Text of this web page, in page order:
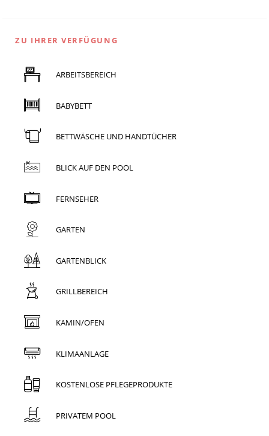
ZU IHRER VERFÜGUNG
ARBEITSBEREICH
BABYBETT
BETTWÄSCHE UND HANDTÜCHER
BLICK AUF DEN POOL
FERNSEHER
GARTEN
GARTENBLICK
GRILLBEREICH
KAMIN/OFEN
KLIMAANLAGE
KOSTENLOSE PFLEGEPRODUKTE
PRIVATEM POOL